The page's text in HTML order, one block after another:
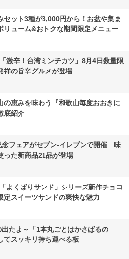
セット3種が3,000円から！お盆や集ま
リューム&おトクな期間限定メニュー
激辛！台湾ミンチカツ」8月4日数量限
祥の旨辛グルメが登場
の恵みを味わう『和歌山毎度おおきに
底紹介
念フェアがセブン-イレブンで開催 味
った新商品21品が登場
よくばりサンド」シリーズ新作チョコ
定スイーツサンドの爽快な魅力
たよ～「1本丸ごとはかさばるの
てスッキリ持ち運べる板